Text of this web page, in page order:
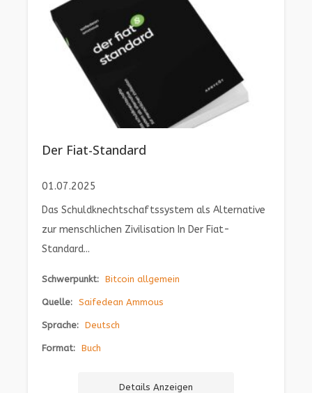
Der Fiat-Standard
01.07.2025
Das Schuldknechtschaftssystem als Alternative
zur menschlichen Zivilisation In Der Fiat-
Standard...
Schwerpunkt: Bitcoin allgemein
Quelle: Saifedean Ammous
Sprache: Deutsch
Format: Buch
Details Anzeigen